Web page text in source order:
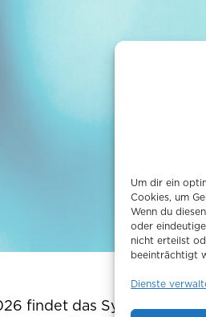
Um dir ein
Cookies, um
Wenn du
oder
nicht erteilst
beeinträchtigt
Dienste
findet das Symposium